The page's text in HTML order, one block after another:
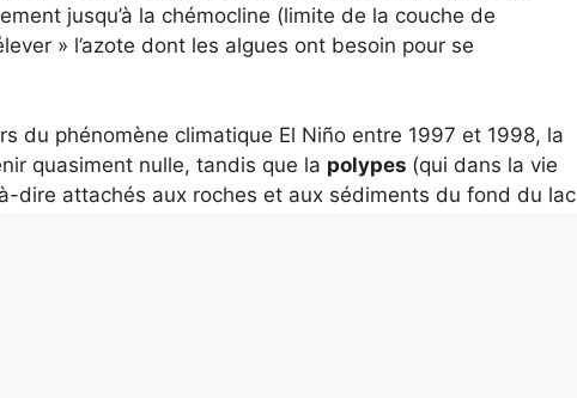
jusqu’à la chémocline (limite de la couche de
» l’azote dont les algues ont besoin pour se
du phénomène climatique El Niño entre 1997 et 1998, la
quasiment nulle, tandis que la polypes (qui dans la vie
à-dire attachés aux roches et aux sédiments du fond du lac